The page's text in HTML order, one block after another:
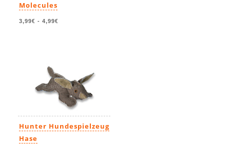
Molecules
3,99€ - 4,99€
Hunter Hundespielzeug
Hase